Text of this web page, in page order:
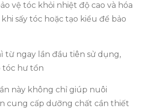
vệ tóc khỏi nhiệt độ cao và hóa
sấy tóc hoặc tạo kiểu để bảo
từ ngay lần đầu tiên sử dụng,
tóc hư tổn
này không chỉ giúp nuôi
cung cấp dưỡng chất cần thiết